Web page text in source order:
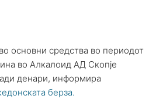
основни средства во периодот
во Алкалоид АД Скопје
денари, информира
берза.